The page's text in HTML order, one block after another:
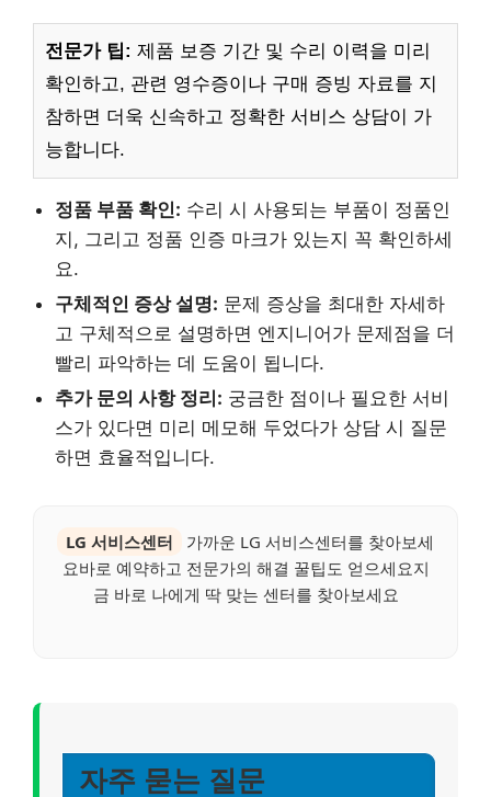
전문가 팁: 제품 보증 기간 및 수리 이력을 미리
확인하고, 관련 영수증이나 구매 증빙 자료를 지
참하면 더욱 신속하고 정확한 서비스 상담이 가
능합니다.
정품 부품 확인: 수리 시 사용되는 부품이 정품인
지, 그리고 정품 인증 마크가 있는지 꼭 확인하세
요.
구체적인 증상 설명: 문제 증상을 최대한 자세하
고 구체적으로 설명하면 엔지니어가 문제점을 더
빨리 파악하는 데 도움이 됩니다.
추가 문의 사항 정리: 궁금한 점이나 필요한 서비
스가 있다면 미리 메모해 두었다가 상담 시 질문
하면 효율적입니다.
LG 서비스센터
가까운 LG 서비스센터를 찾아보세
요바로 예약하고 전문가의 해결 꿀팁도 얻으세요지
금 바로 나에게 딱 맞는 센터를 찾아보세요
자주 묻는 질문